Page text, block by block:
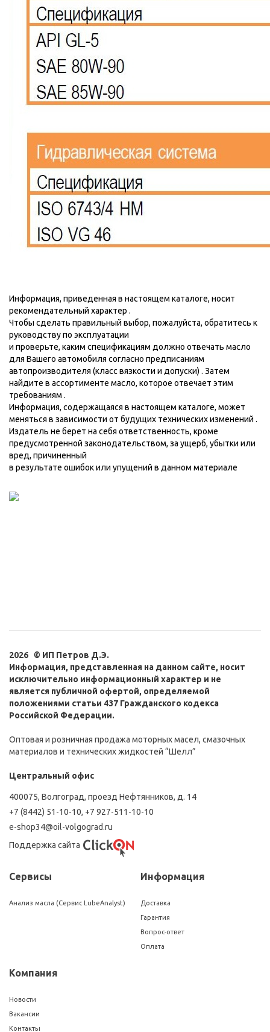
Информация, приведенная в настоящем каталоге, носит
рекомендательный характер .
Чтобы сделать правильный выбор, пожалуйста, обратитесь к
руководству по эксплуатации
и проверьте, каким спецификациям должно отвечать масло
для Вашего автомобиля согласно предписаниям
автопроизводителя (класс вязкости и допуски) . Затем
найдите в ассортименте масло, которое отвечает этим
требованиям .
Информация, содержащаяся в настоящем каталоге, может
меняться в зависимости от будущих технических изменений .
Издатель не берет на себя ответственность, кроме
предусмотренной законодательством, за ущерб, убытки или
вред, причиненный
в результате ошибок или упущений в данном материале
2026 © ИП Петров Д.Э.
Информация, представленная на данном сайте, носит
исключительно информационный характер и не
является публичной офертой, определяемой
положениями статьи 437 Гражданского кодекса
Российской Федерации.
Оптовая и розничная продажа моторных масел, смазочных
материалов и технических жидкостей “Шелл”
Центральный офис
400075, Волгоград, проезд Нефтянников, д. 14
+7 (8442) 51-10-10, +7 927-511-10-10
e-shop34@oil-volgograd.ru
Поддержка сайта
Сервисы
Анализ масла (Сервис LubeAnalyst)
Информация
Доставка
Гарантия
Вопрос-ответ
Оплата
Компания
Новости
Вакансии
Контакты